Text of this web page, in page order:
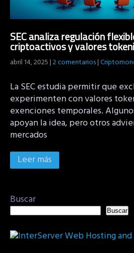
SEC analiza regulación
criptoactivos y valores
abril 14, 2025|2 comentarios|
La SEC estudia permitir que
experimenten con valores
exenciones temporales.
apoyan la idea, pero otros
mercados
Leer más
Buscar
Buscar